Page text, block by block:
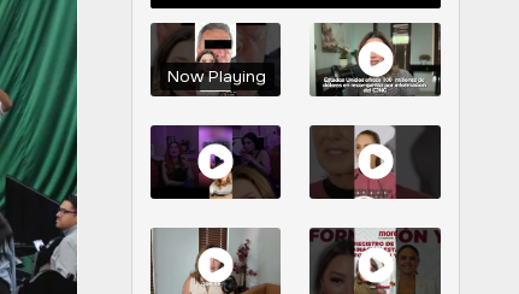
Now Playing